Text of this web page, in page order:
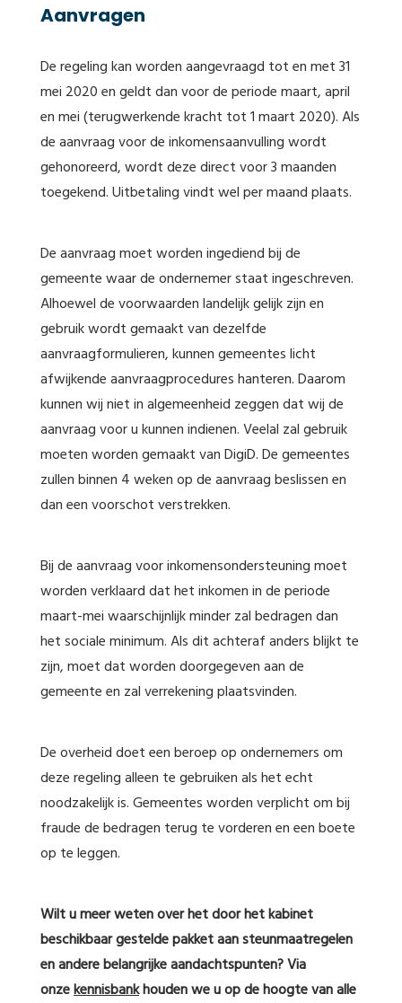
Aanvragen
De regeling kan worden aangevraagd tot en met 31
mei 2020 en geldt dan voor de periode maart, april
en mei (terugwerkende kracht tot 1 maart 2020). Als
de aanvraag voor de inkomensaanvulling wordt
gehonoreerd, wordt deze direct voor 3 maanden
toegekend. Uitbetaling vindt wel per maand plaats.
De aanvraag moet worden ingediend bij de
gemeente waar de ondernemer staat ingeschreven.
Alhoewel de voorwaarden landelijk gelijk zijn en
gebruik wordt gemaakt van dezelfde
aanvraagformulieren, kunnen gemeentes licht
afwijkende aanvraagprocedures hanteren. Daarom
kunnen wij niet in algemeenheid zeggen dat wij de
aanvraag voor u kunnen indienen. Veelal zal gebruik
moeten worden gemaakt van DigiD. De gemeentes
zullen binnen 4 weken op de aanvraag beslissen en
dan een voorschot verstrekken.
Bij de aanvraag voor inkomensondersteuning moet
worden verklaard dat het inkomen in de periode
maart-mei waarschijnlijk minder zal bedragen dan
het sociale minimum. Als dit achteraf anders blijkt te
zijn, moet dat worden doorgegeven aan de
gemeente en zal verrekening plaatsvinden.
De overheid doet een beroep op ondernemers om
deze regeling alleen te gebruiken als het echt
noodzakelijk is. Gemeentes worden verplicht om bij
fraude de bedragen terug te vorderen en een boete
op te leggen.
Wilt u meer weten over het door het kabinet
beschikbaar gestelde pakket aan steunmaatregelen
en andere belangrijke aandachtspunten? Via
onzekennisbankhouden we u op de hoogte van alle